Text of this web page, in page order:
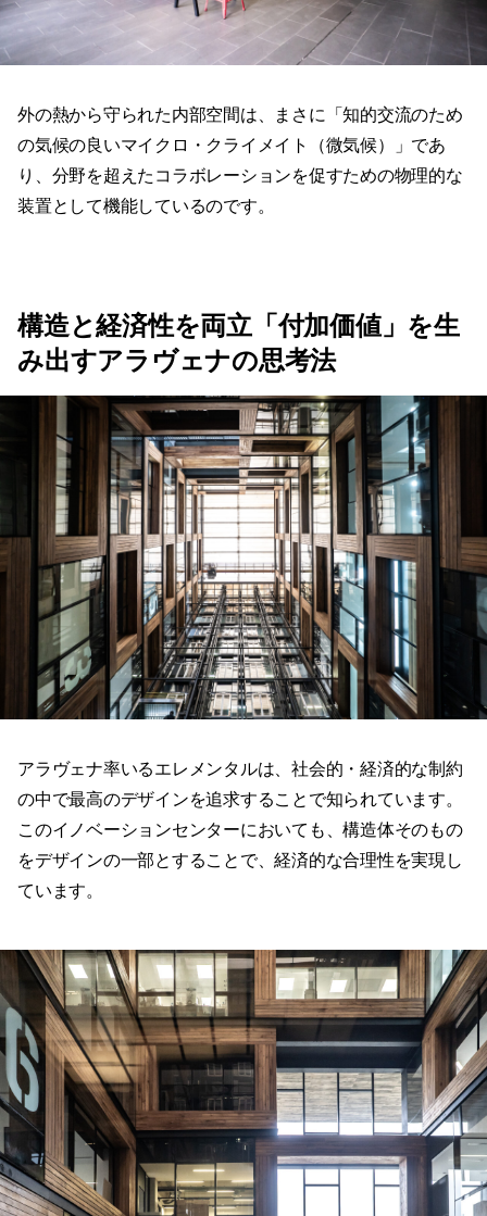
外の熱から守られた内部空間は、まさに「知的交流のため
の気候の良いマイクロ・クライメイト（微気候）」であ
り、分野を超えたコラボレーションを促すための物理的な
装置として機能しているのです。
構造と経済性を両立「付加価値」を生
み出すアラヴェナの思考法
アラヴェナ率いるエレメンタルは、社会的・経済的な制約
の中で最高のデザインを追求することで知られています。
このイノベーションセンターにおいても、構造体そのもの
をデザインの一部とすることで、経済的な合理性を実現し
ています。